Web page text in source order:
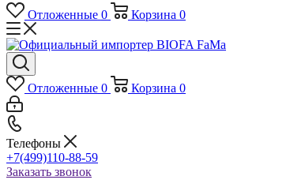
Отложенные 0 Корзина 0
Отложенные 0 Корзина 0
Телефоны
+7(499)110-88-59
Заказать звонок